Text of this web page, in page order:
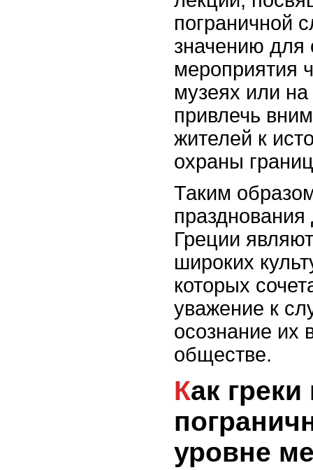
пограничной
значению для
мероприятия
музеях или
привлечь
жителей к
охраны
Таким
празднования
Греции
широких
которых
уважение к
осознание их
обществе.
Как греки почитают
уровне